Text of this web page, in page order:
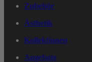
Zubehör
Ästhetik
Kollektionen
Angebote